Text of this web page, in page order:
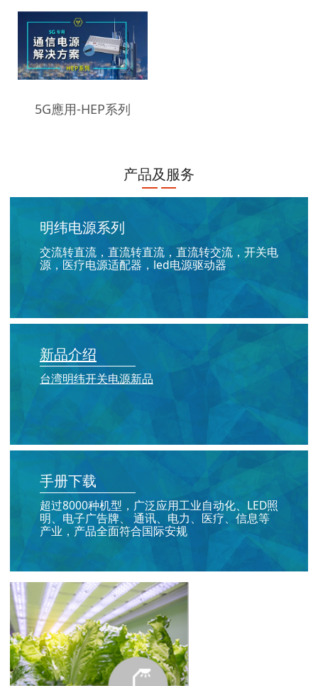
5G應用-HEP系列
产品及服务
明纬电源系列
交流转直流，直流转直流，直流转交流， 开关电
源，医疗电源适配器，led电源驱动器
新品介绍
台湾明纬开关电源新品
手册下载
超过8000种机型，广泛应用工业自动化、LED照
明、电子广告牌、 通讯、电力、医疗、信息等
产业，产品全面符合国际安规